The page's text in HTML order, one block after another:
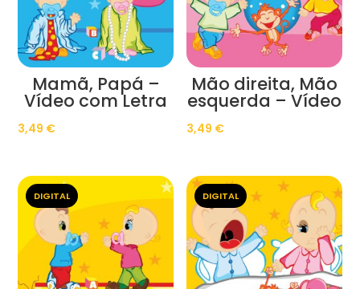
Mamã, Papá –
Vídeo com Letra
3,49 €
Mão direita, Mão
esquerda – Vídeo
3,49 €
DIGITAL DIGITAL